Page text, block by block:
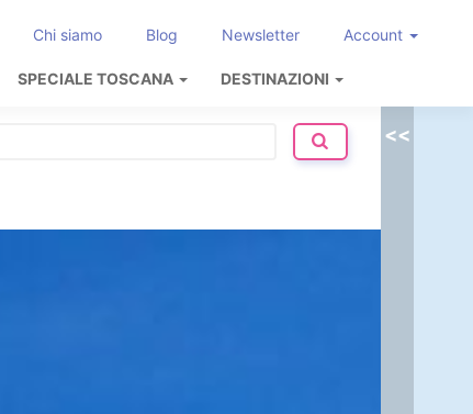
Chi siamo Blog Newsletter Account
SPECIALE TOSCANA DESTINAZIONI
<<